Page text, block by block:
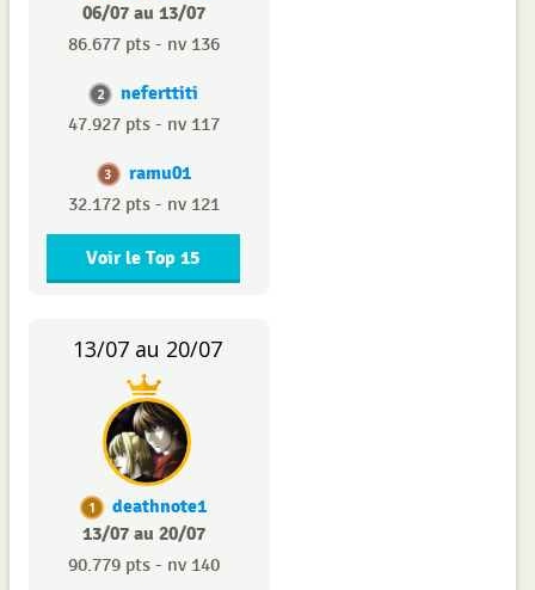
06/07 au 13/07
86.677 pts - nv 136
2 neferttiti
47.927 pts - nv 117
3 ramu01
32.172 pts - nv 121
Voir le Top 15
13/07 au 20/07
1
deathnote1
13/07 au 20/07
90.779 pts - nv 140